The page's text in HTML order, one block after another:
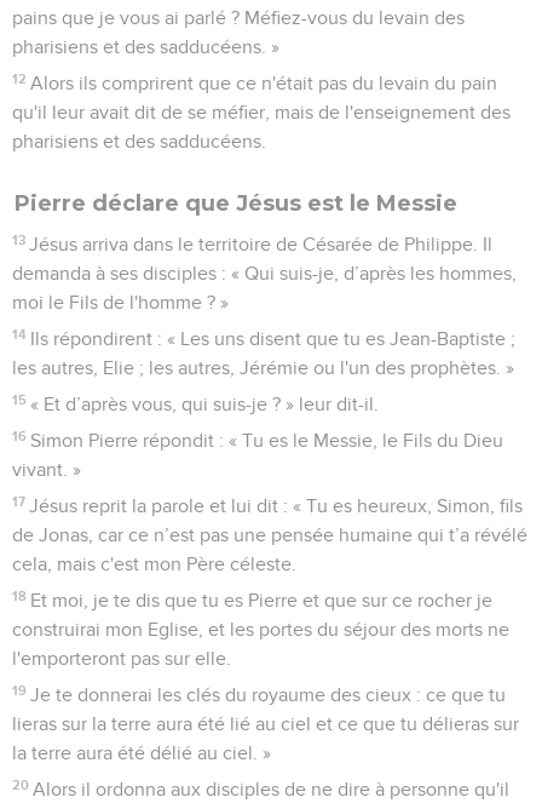
pains que je vous ai parlé ? Méfiez-vous du levain des
pharisiens et des sadducéens. »
12 Alors ils comprirent que ce n'était pas du levain du pain
qu'il leur avait dit de se méfier, mais de l'enseignement des
pharisiens et des sadducéens.
Pierre déclare que Jésus est le Messie
13 Jésus arriva dans le territoire de Césarée de Philippe. Il
demanda à ses disciples : « Qui suis-je, d’après les hommes,
moi le Fils de l'homme ? »
14 Ils répondirent : « Les uns disent que tu es Jean-Baptiste ;
les autres, Elie ; les autres, Jérémie ou l'un des prophètes. »
15 « Et d’après vous, qui suis-je ? » leur dit-il.
16 Simon Pierre répondit : « Tu es le Messie, le Fils du Dieu
vivant. »
17 Jésus reprit la parole et lui dit : « Tu es heureux, Simon, fils
de Jonas, car ce n’est pas une pensée humaine qui t’a révélé
cela, mais c'est mon Père céleste.
18 Et moi, je te dis que tu es Pierre et que sur ce rocher je
construirai mon Eglise, et les portes du séjour des morts ne
l'emporteront pas sur elle.
19 Je te donnerai les clés du royaume des cieux : ce que tu
lieras sur la terre aura été lié au ciel et ce que tu délieras sur
la terre aura été délié au ciel. »
20 Alors il ordonna aux disciples de ne dire à personne qu'il